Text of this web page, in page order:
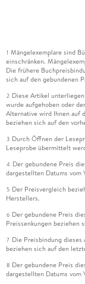
1 Mängelexemplare sind
einschränken.
Die frühere
sich auf den gebundenen
2 Diese Artikel
wurde aufgehoben oder
Alternative wird Ihnen auf
beziehen sich auf den
3 Durch Öffnen der
Leseprobe übermittelt
4 Der gebundene Preis
dargestellten Datums vom
5 Der Preisvergleich
Herstellers.
6 Der gebundene Preis
Preissenkungen beziehen
7 Die Preisbindung dieses
beziehen sich auf den
8 Der gebundene Preis
dargestellten Datums vom